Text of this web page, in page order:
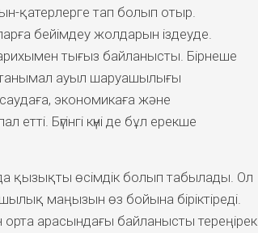
қатерлерге тап болып отыр.
бейімдеу жолдарын іздеуде.
тығыз байланысты. Бірнеше
танымал ауыл шаруашылығы
экономикаға және
Бүгінгі күні де бұл ерекше
қызықты өсімдік болып табылады. Ол
маңызын өз бойына біріктіреді.
арасындағы байланысты тереңірек